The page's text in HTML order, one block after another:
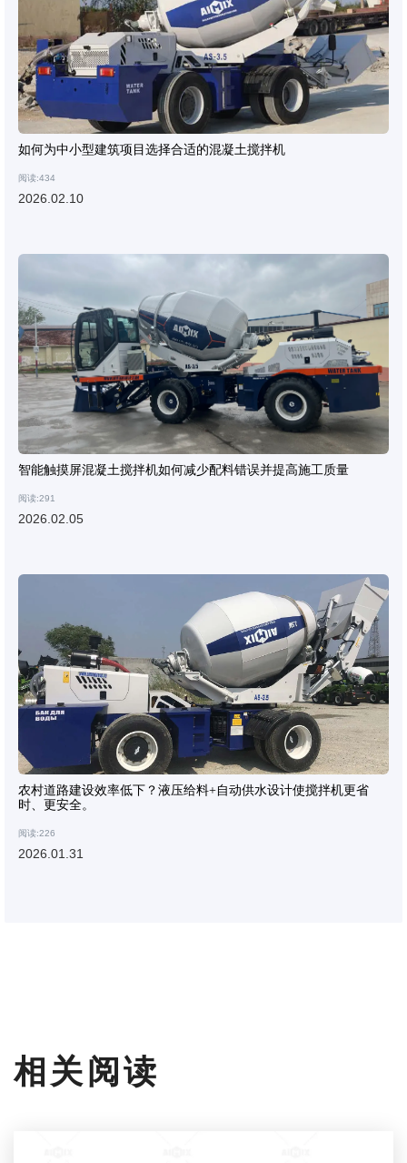
如何为中小型建筑项目选择合适的混凝土搅拌机
阅读:434
2026.02.10
智能触摸屏混凝土搅拌机如何减少配料错误并提高施工质量
阅读:291
2026.02.05
农村道路建设效率低下？液压给料+自动供水设计使搅拌机更省
时、更安全。
阅读:226
2026.01.31
相关阅读